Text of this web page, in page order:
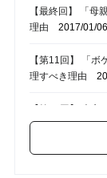
【最終回】 「母
理由 2017/01/06
【第11回】 「
理すべき理由
2016/12/16
【第9回】 夫の